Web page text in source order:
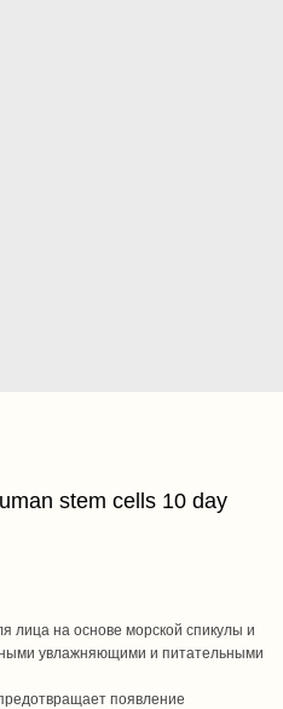
stem cells 10 day
лица на основе морской спикулы и
увлажняющими и питательными
появление